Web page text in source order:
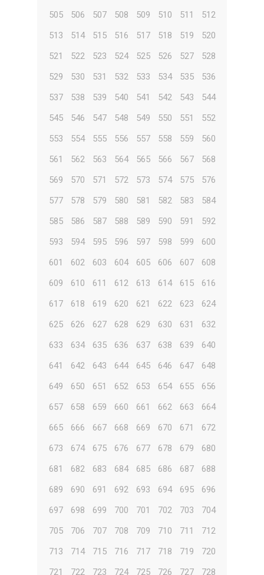
505
506 507 508 509 510 511
512
513
514 515 516 517 518 519
520
521
522 523 524 525 526 527
528
529
530 531 532 533 534 535
536
537
538 539 540 541 542 543
544
545
546 547 548 549 550 551
552
553
554 555 556 557 558 559
560
561
562 563 564 565 566 567
568
569
570 571 572 573 574 575
576
577
578 579 580 581 582 583
584
585
586 587 588 589 590 591
592
593
594 595 596 597 598 599
600
601
602 603 604 605 606 607
608
609
610 611 612 613 614 615
616
617
618 619 620 621 622 623
624
625
626 627 628 629 630 631
632
633
634 635 636 637 638 639
640
641
642 643 644 645 646 647
648
649
650 651 652 653 654 655
656
657
658 659 660 661 662 663
664
665
666 667 668 669 670 671
672
673
674 675 676 677 678 679
680
681
682 683 684 685 686 687
688
689
690 691 692 693 694 695
696
697
698 699 700 701 702 703
704
705
706 707 708 709 710 711
712
713
714 715 716 717 718 719
720
721
722 723 724 725 726 727 728